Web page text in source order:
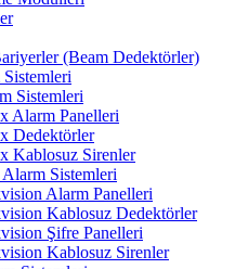
(Beam Dedektörler)
Sistemleri
Alarm Panelleri
Dedektörler
Kablosuz Sirenler
Sistemleri
Alarm Panelleri
Kablosuz Dedektörler
Şifre Panelleri
Kablosuz Sirenler